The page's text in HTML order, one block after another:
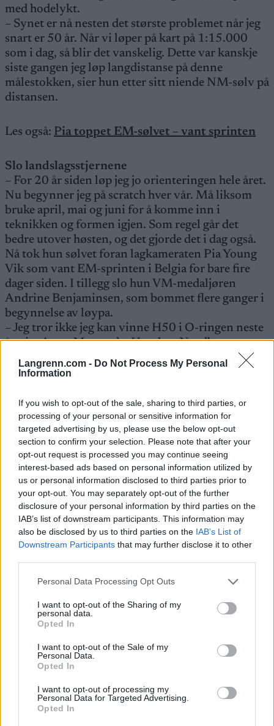
Langrenn.com - Do Not Process My Personal
Information
If you wish to opt-out of the sale, sharing to third parties, or
processing of your personal or sensitive information for
targeted advertising by us, please use the below opt-out
section to confirm your selection. Please note that after your
opt-out request is processed you may continue seeing
interest-based ads based on personal information utilized by
us or personal information disclosed to third parties prior to
your opt-out. You may separately opt-out of the further
disclosure of your personal information by third parties on the
IAB’s list of downstream participants. This information may
also be disclosed by us to third parties on the IAB’s List of
Downstream Participants that may further disclose it to other
Please note that this website/app uses one or more Google
not limited to your visit or usage behaviour. You may click to
grant or deny consent to Google and its third-party tags to
use your data for below specified purposes in below Google
consent section.
Personal Data Processing Opt Outs
I want to opt-out of the Sharing of my
personal data.
Opted In
I want to opt-out of the Sale of my
Personal Data.
Opted In
I want to opt-out of processing my
Personal Data for Targeted Advertising.
Opted In
med hodelykt.
– Synet er nå nesten det største problemet når jeg
snart er 50 år. Når vi løper på kart på 1:15.000
som i dag, så blir det vanskelig. Dette var kanskje
siste gangen jeg løp langdistanse på denne
målestokken, sier hun etter sitt niende NM-sølv på
distansen.
Les også: Pia toppet EM-sølvet – vant sprinten
Slo landslagsstjernene
– For 20 år siden løp jeg jo orienteringen hele året.
Nu begynner jeg på scratch hver vår. Må liksom
bruke april, mai og juni for å komme inn i
teknikken og formen igjen. Som regel går det
bedre utover høsten, og det gjorde det i dag også.
Nå tok hun sølvet foran lagkameraten Pia Young
Vik som vant EM-sprinten i Belgia for bare fire
dager siden. I tillegg slo hun VM-medaljøren
Andrine Benjaminsen, som bommet flere ganger i
begynnelse av løypa.
– Jeg tror ikke jeg kan vinne H50 i O-ringen neste
år, sier Anne Margrethe Hausken Nordberg, men
det er nok mange herrer i denne klassen som
begynner å grue seg til oppgjørene i Göteborg
Her ser du neste sprint i verdenscupen
NYTT NM-GULL til Marie Olaussen fra Fredrikstad. Foto:
JAN ERIK JENSEGG/kekstock.com
Marie løp rundt – og vant
Den eneste som greide superveteranen fra
Nydalens SK var vinneren for to år siden.
Marie Olaussen fra Fredrikstad SK fikk det ikke
utenfor Kristiansand for to år siden. Vant
dameklassen, og hun hadde en tydelig taktikk som
ble svært vellykket.
På begge langstrekkene løp Olaussen ganske langt
rundt. Først på vei og andre gangen på vei og sti.
Det ble avgjørende i gullkampen da nesten alle
siste langstrekket.
– Jeg har valgt å ikke satse på sprint i høst, så NM